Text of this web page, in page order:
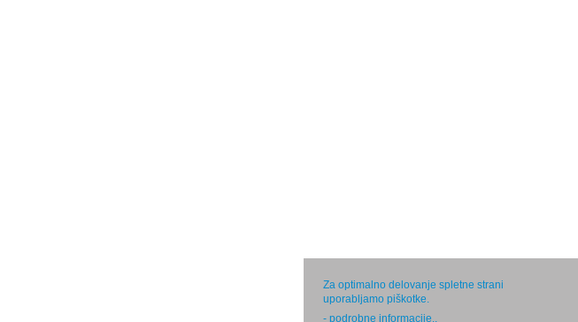
Za optimalno delovanje spletne strani
uporabljamo piškotke.
- podrobne informacije..